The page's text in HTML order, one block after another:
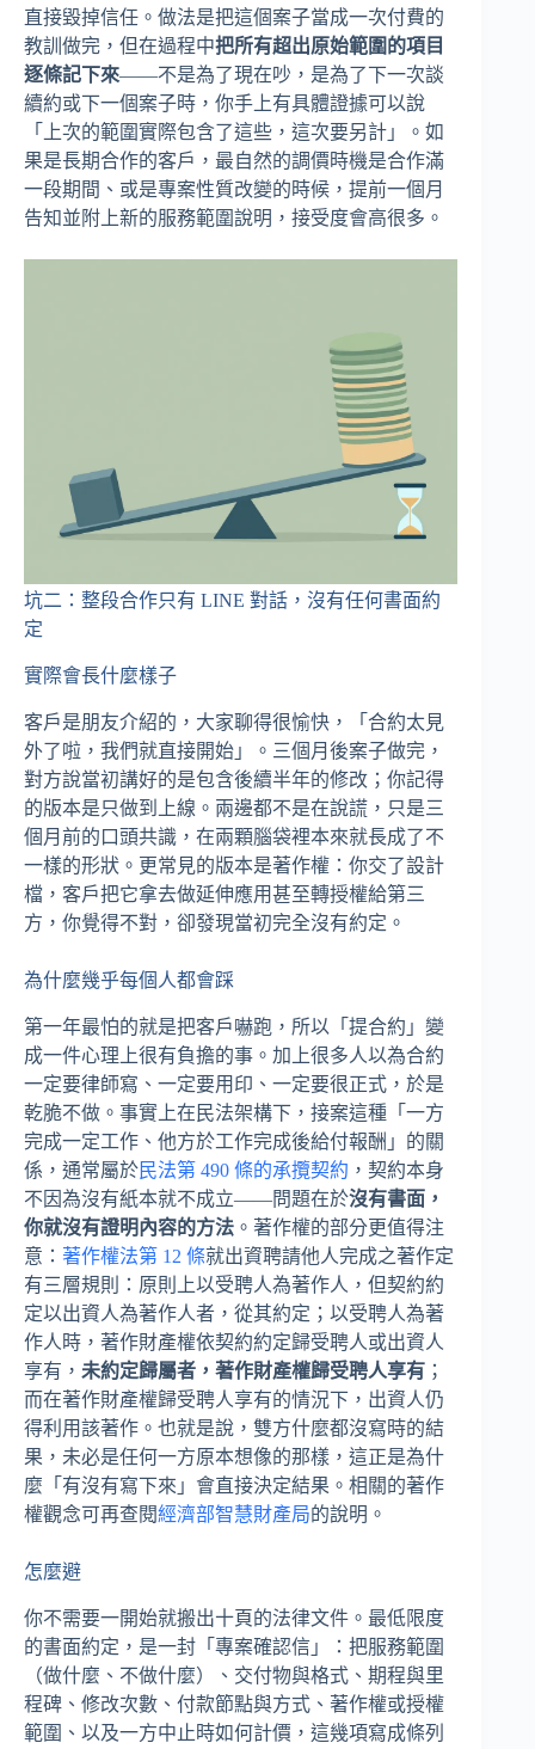
直接毀掉信任。做法是把這個案子當成一次付費的
教訓做完，但在過程中把所有超出原始範圍的項目
逐條記下來——不是為了現在吵，是為了下一次談
續約或下一個案子時，你手上有具體證據可以說
「上次的範圍實際包含了這些，這次要另計」。如
果是長期合作的客戶，最自然的調價時機是合作滿
一段期間、或是專案性質改變的時候，提前一個月
告知並附上新的服務範圍說明，接受度會高很多。
坑二：整段合作只有 LINE 對話，沒有任何書面約
定
實際會長什麼樣子
客戶是朋友介紹的，大家聊得很愉快，「合約太見
外了啦，我們就直接開始」。三個月後案子做完，
對方說當初講好的是包含後續半年的修改；你記得
的版本是只做到上線。兩邊都不是在說謊，只是三
個月前的口頭共識，在兩顆腦袋裡本來就長成了不
一樣的形狀。更常見的版本是著作權：你交了設計
檔，客戶把它拿去做延伸應用甚至轉授權給第三
方，你覺得不對，卻發現當初完全沒有約定。
為什麼幾乎每個人都會踩
第一年最怕的就是把客戶嚇跑，所以「提合約」變
成一件心理上很有負擔的事。加上很多人以為合約
一定要律師寫、一定要用印、一定要很正式，於是
乾脆不做。事實上在民法架構下，接案這種「一方
完成一定工作、他方於工作完成後給付報酬」的關
係，通常屬於民法第 490 條的承攬契約 ，契約本身
不因為沒有紙本就不成立——問題在於沒有書面，
你就沒有證明內容的方法 。著作權的部分更值得注
意： 著作權法第 12 條就出資聘請他人完成之著作定
有三層規則：原則上以受聘人為著作人，但契約約
定以出資人為著作人者，從其約定；以受聘人為著
作人時，著作財產權依契約約定歸受聘人或出資人
享有， 未約定歸屬者，著作財產權歸受聘人享有 ；
而在著作財產權歸受聘人享有的情況下，出資人仍
得利用該著作。也就是說，雙方什麼都沒寫時的結
果，未必是任何一方原本想像的那樣，這正是為什
麼「有沒有寫下來」會直接決定結果。相關的著作
權觀念可再查閱經濟部智慧財產局的說明。
怎麼避
你不需要一開始就搬出十頁的法律文件。最低限度
的書面約定，是一封「專案確認信」：把服務範圍
（做什麼、不做什麼）、交付物與格式、期程與里
程碑、修改次數、付款節點與方式、著作權或授權
範圍、以及一方中止時如何計價，這幾項寫成條列